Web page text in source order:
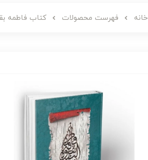
خانه فهرست محصولات کتاب فاطمه